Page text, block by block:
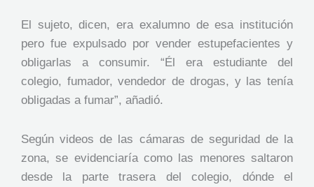
El sujeto, dicen, era exalumno de esa institución
pero fue expulsado por vender estupefacientes y
obligarlas a consumir. “Él era estudiante del
colegio, fumador, vendedor de drogas, y las tenía
obligadas a fumar”, añadió.
Según videos de las cámaras de seguridad de la
zona, se evidenciaría como las menores saltaron
desde la parte trasera del colegio, dónde el